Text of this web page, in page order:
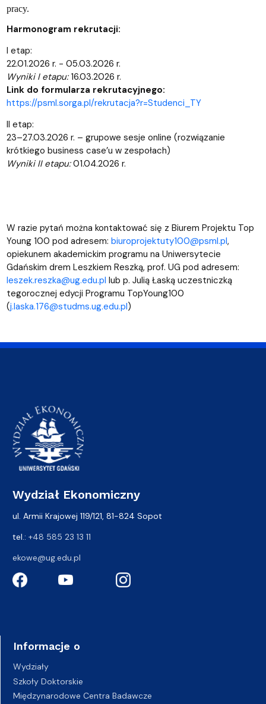
pracy.
Harmonogram rekrutacji:
I etap:
22.01.2026 r. - 05.03.2026 r.
Wyniki I etapu:16.03.2026 r.
Link do formularza rekrutacyjnego:
https://psml.sorga.pl/rekrutacja?r=Studenci_TY
II etap:
23–27.03.2026 r. – grupowe sesje online (rozwiązanie
krótkiego business case’u w zespołach)
Wyniki II etapu:01.04.2026 r.
W razie pytań można kontaktować się z Biurem Projektu Top
Young 100 pod adresem: biuroprojektuty100@psml.pl,
opiekunem akademickim programu na Uniwersytecie
Gdańskim drem Leszkiem Reszką, prof. UG pod adresem:
leszek.reszka@ug.edu.pl lub p. Julią Łaską uczestniczką
tegorocznej edycji Programu TopYoung100
(j.laska.176@studms.ug.edu.pl)
Wydział Ekonomiczny
ul. Armii Krajowej 119/121, 81-824 Sopot
tel.: +48 585 23 13 11
ekowe@ug.edu.pl
Informacje o
Wydziały
Szkoły Doktorskie
Międzynarodowe Centra Badawcze